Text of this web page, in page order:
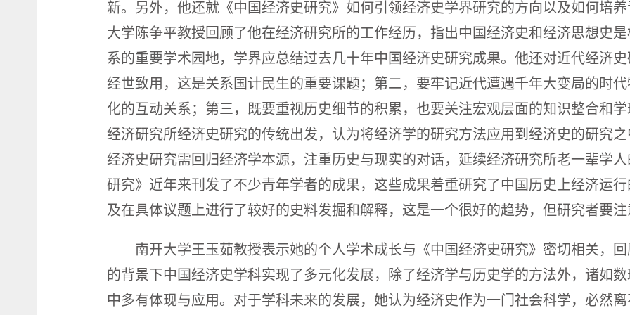
新。另外，他还就《中国经济史研究》如何引领经济史学界研究的方向以及如何培
大学陈争平教授回顾了他在经济研究所的工作经历，指出中国经济史和经济思想史
系的重要学术园地，学界应总结过去几十年中国经济史研究成果。他还对近代经济
经世致用，这是关系国计民生的重要课题；第二，要牢记近代遭遇千年大变局的时
化的互动关系；第三，既要重视历史细节的积累，也要关注宏观层面的知识整合和
经济研究所经济史研究的传统出发，认为将经济学的研究方法应用到经济史的研究
经济史研究需回归经济学本源，注重历史与现实的对话，延续经济研究所老一辈学
研究》近年来刊发了不少青年学者的成果，这些成果着重研究了中国历史上经济运
及在具体议题上进行了较好的史料发掘和解释，这是一个很好的趋势，但研究者要
南开大学王玉茹教授表示她的个人学术成长与《中国经济史研究》密切相关，
的背景下中国经济史学科实现了多元化发展，除了经济学与历史学的方法外，诸如
中多有体现与应用。对于学科未来的发展，她认为经济史作为一门社会科学，必然